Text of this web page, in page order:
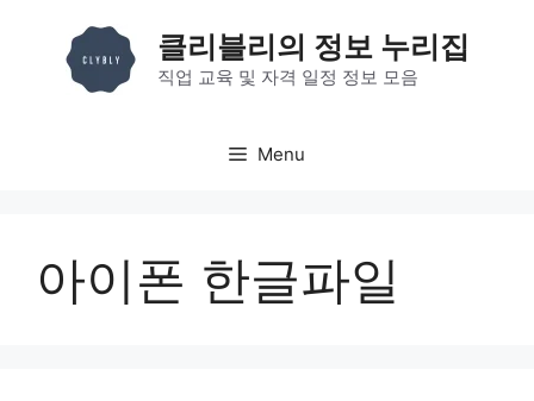
클리블리의 정보 누리집
직업 교육 및 자격 일정 정보 모음
Menu
아이폰 한글파일